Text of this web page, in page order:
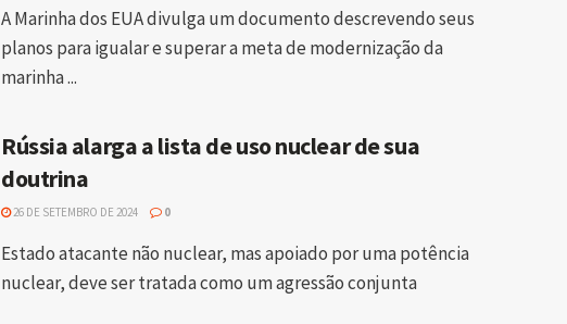
A Marinha dos EUA divulga um documento descrevendo seus
planos para igualar e superar a meta de modernização da
marinha ...
Rússia alarga a lista de uso nuclear de sua
doutrina
26 DE SETEMBRO DE 2024 0
Estado atacante não nuclear, mas apoiado por uma potência
nuclear, deve ser tratada como um agressão conjunta